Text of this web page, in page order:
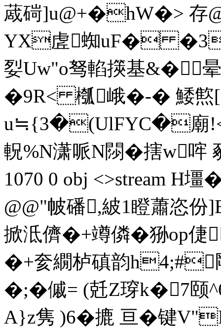
蒧碋]u@+�hW�> 存
YX虗蜘uF� �3�,
姴Uw"o驽輡擌基&�
�9R< 槬峨�-� 鯘燞[n
u≒{3�(UlFYC�廟!<
軦%N潇哌N閯�搳w哰
1070 0 obj <>stream
@@"帔磻,紴1瞪蕭恣
掀泜儕�+竴僯�狲op倢
�+奒繝栌 磌韵h4;#
�;�傶= (兛Z瑏k�7颐
A}z隽 )6�摝 亘�键